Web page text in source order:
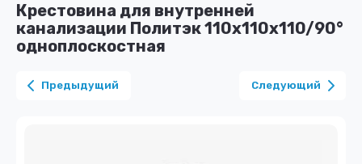
Крестовина для внутренней
канализации Политэк 110х110х110/90°
одноплоскостная
Предыдущий Следующий